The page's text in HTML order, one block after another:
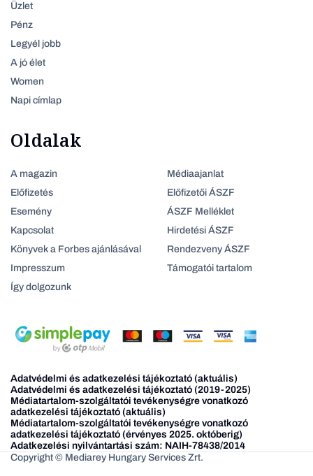
Üzlet
Pénz
Legyél jobb
A jó élet
Women
Napi címlap
Oldalak
A magazin
Előfizetés
Esemény
Kapcsolat
Könyvek a Forbes ajánlásával
Impresszum
Így dolgozunk
Médiaajanlat
Előfizetői ÁSZF
ÁSZF Melléklet
Hirdetési ÁSZF
Rendezveny ÁSZF
Támogatói tartalom
Adatvédelmi és adatkezelési tájékoztató (aktuális)
Adatvédelmi és adatkezelési tájékoztató (2019-2025)
Médiatartalom-szolgáltatói tevékenységre vonatkozó
adatkezelési tájékoztató (aktuális)
Médiatartalom-szolgáltatói tevékenységre vonatkozó
adatkezelési tájékoztató (érvényes 2025. októberig)
Adatkezelési nyilvántartási szám: NAIH-78438/2014
Copyright © Mediarey Hungary Services Zrt.